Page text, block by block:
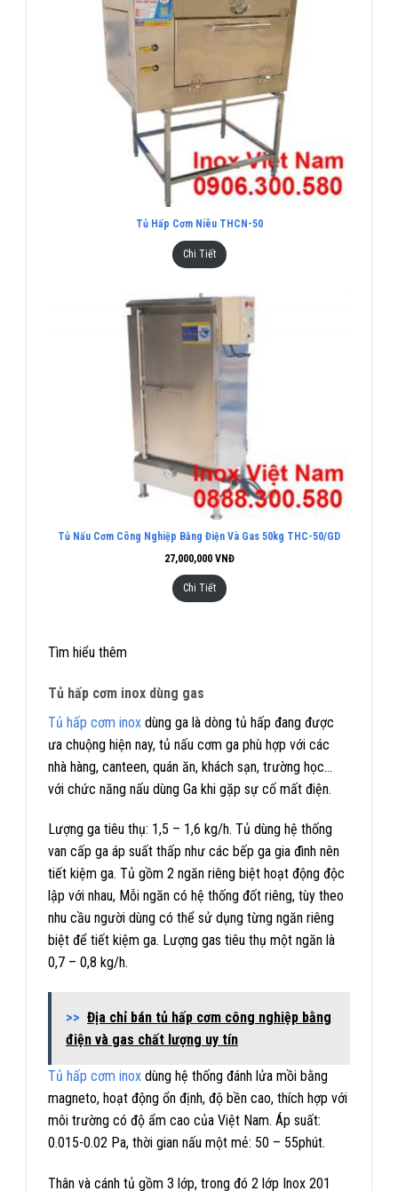
Tủ Hấp Cơm Niêu THCN-50
Chi Tiết
Tủ Nấu Cơm Công Nghiệp Bằng Điện Và Gas 50kg THC-50/GD
27,000,000VNĐ
Chi Tiết
Tìm hiểu thêm
Tủ hấp cơm inox dùng gas
Tủ hấp cơm inox dùng ga là dòng tủ hấp đang được
ưa chuộng hiện nay, tủ nấu cơm ga phù hợp với các
nhà hàng, canteen, quán ăn, khách sạn, trường học…
với chức năng nấu dùng Ga khi gặp sự cố mất điện.
Lượng ga tiêu thụ: 1,5 – 1,6 kg/h. Tủ dùng hệ thống
van cấp ga áp suất thấp như các bếp ga gia đình nên
tiết kiệm ga. Tủ gồm 2 ngăn riêng biệt hoạt động độc
lập với nhau, Mỗi ngăn có hệ thống đốt riêng, tùy theo
nhu cầu người dùng có thể sử dụng từng ngăn riêng
biệt để tiết kiệm ga. Lượng gas tiêu thụ một ngăn là
0,7 – 0,8 kg/h.
>> Địa chỉ bán tủ hấp cơm công nghiệp bằng
điện và gas chất lượng uy tín
Tủ hấp cơm inox dùng hệ thống đánh lửa mồi bằng
magneto, hoạt động ổn định, độ bền cao, thích hợp với
môi trường có độ ẩm cao của Việt Nam. Áp suất:
0.015-0.02 Pa, thời gian nấu một mẻ: 50 – 55phút.
Thân và cánh tủ gồm 3 lớp, trong đó 2 lớp Inox 201